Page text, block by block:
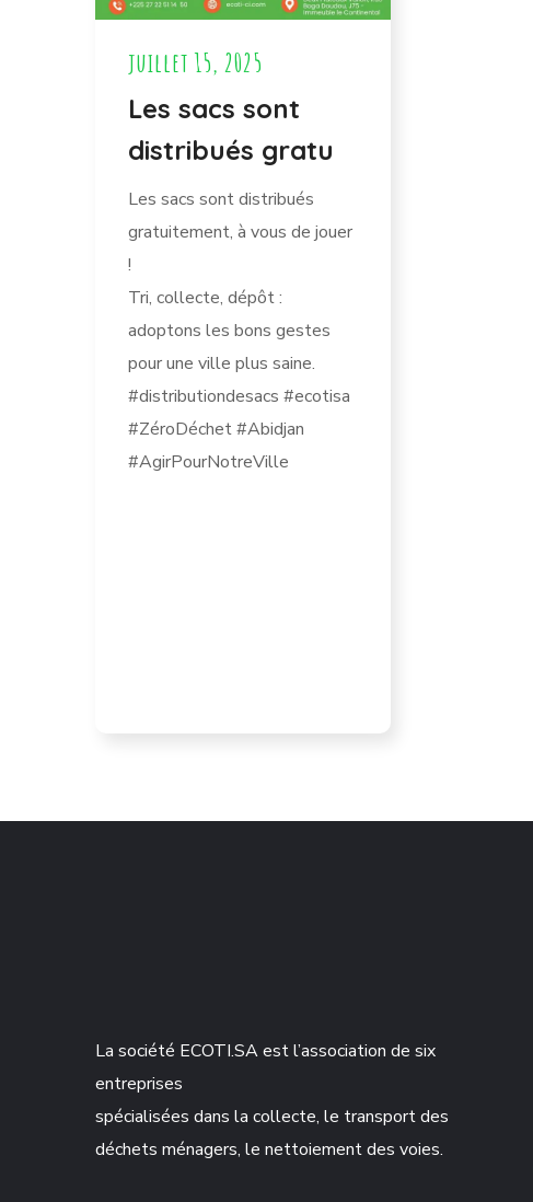
juillet 15, 2025
Les sacs sont
distribués gratu
Les sacs sont distribués
gratuitement, à vous de jouer
!
Tri, collecte, dépôt :
adoptons les bons gestes
pour une ville plus saine.
#distributiondesacs #ecotisa
#ZéroDéchet #Abidjan
#AgirPourNotreVille
La société ECOTI.SA est l’association de six
entreprises
spécialisées dans la collecte, le transport des
déchets ménagers, le nettoiement des voies.